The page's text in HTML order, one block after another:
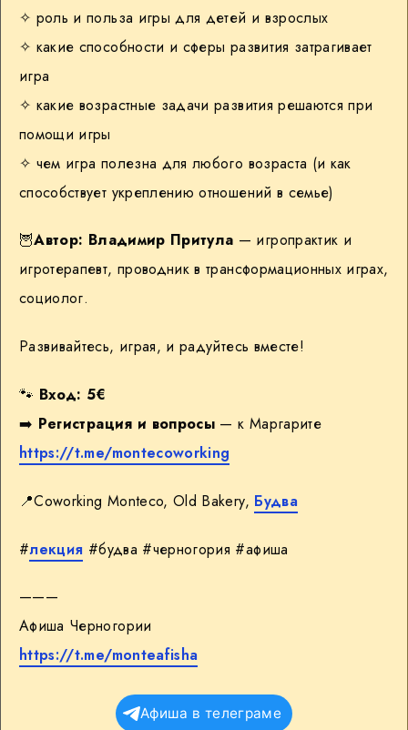
✧ роль и польза игры для детей и взрослых
✧ какие способности и сферы развития затрагивает
игра
✧ какие возрастные задачи развития решаются при
помощи игры
✧ чем игра полезна для любого возраста (и как
способствует укреплению отношений в семье)
🦉Автор: Владимир Притула — игропрактик и
игротерапевт, проводник в трансформационных играх,
социолог.
Развивайтесь, играя, и радуйтесь вместе!
🐾 Вход: 5€
➡️ Регистрация и вопросы — к Маргарите
https://t.me/montecoworking
📍Coworking Monteco, Old Bakery, Будва
#лекция #будва #черногория #афиша
———
Афиша Черногории
https://t.me/monteafisha
Афиша в телеграме